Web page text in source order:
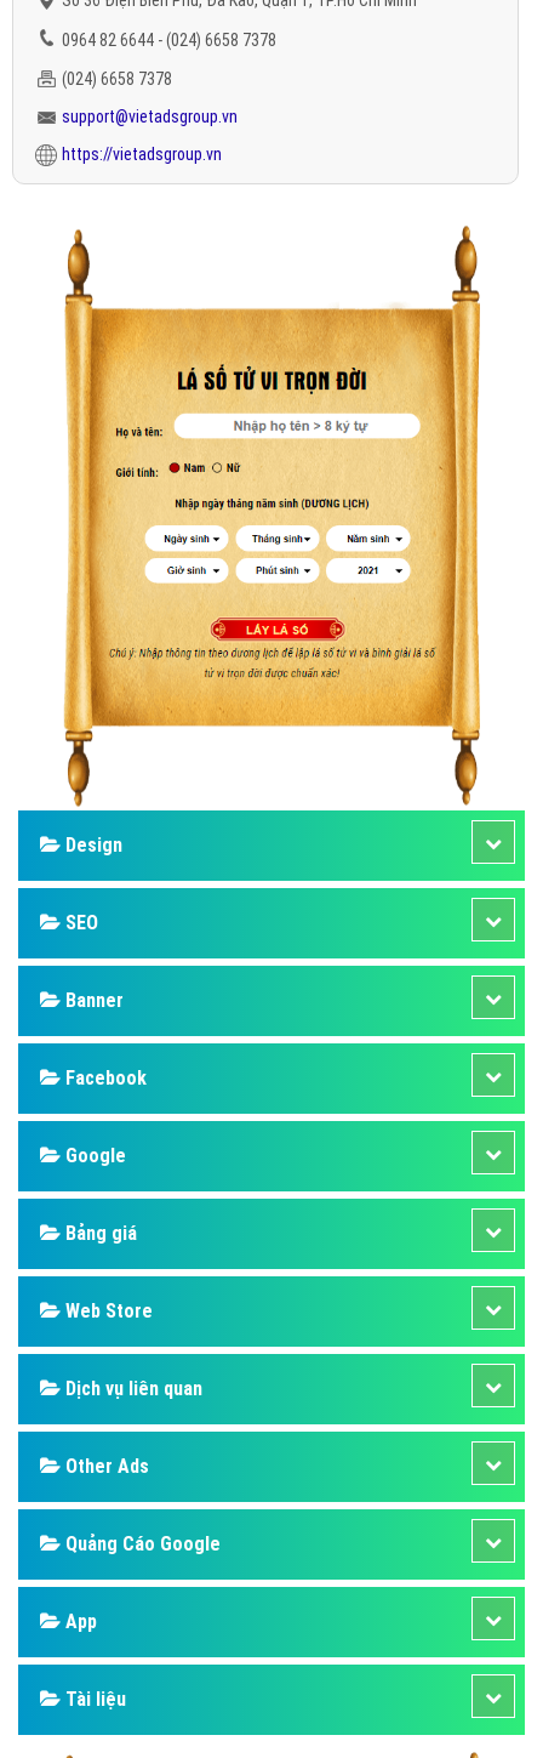
0964 82 6644 - (024) 6658 7378
(024) 6658 7378
support@vietadsgroup.vn
https://vietadsgroup.vn
Design
SEO
Banner
Facebook
Google
Bảng giá
Web Store
Dịch vụ liên quan
Other Ads
Quảng Cáo Google
App
Tài liệu